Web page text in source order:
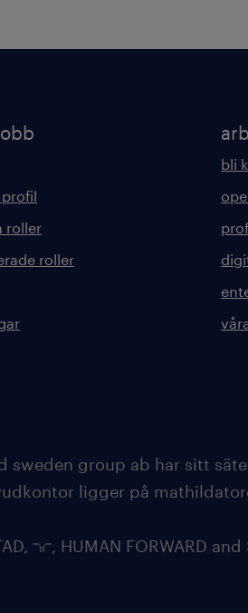
profil
roller
roller
bli
sweden group ab har sitt
ligger på
, HUMAN FORWARD